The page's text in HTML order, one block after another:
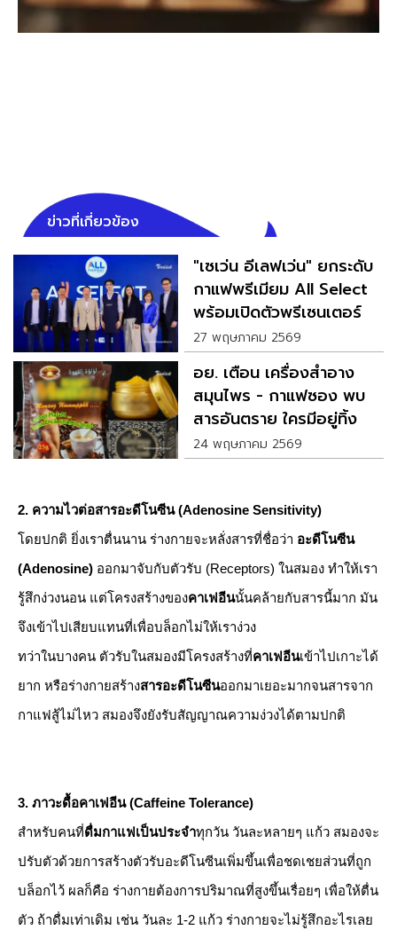
ข่าวที่เกี่ยวข้อง
"เซเว่น อีเลฟเว่น" ยกระดับ
กาแฟพรีเมียม All Select
พร้อมเปิดตัวพรีเซนเตอร์
คนแรก เก่ง หฤษฎ์
27 พฤษภาคม 2569
อย. เตือน เครื่องสำอาง
สมุนไพร - กาแฟซอง พบ
สารอันตราย ใครมีอยู่ทิ้ง
ด่วน
24 พฤษภาคม 2569
2. ความไวต่อสารอะดีโนซีน (Adenosine Sensitivity)
​โดยปกติ ยิ่งเราตื่นนาน ร่างกายจะหลั่งสารที่ชื่อว่า อะดีโนซีน
(Adenosine) ออกมาจับกับตัวรับ (Receptors) ในสมอง ทำให้เรา
รู้สึกง่วงนอน แต่โครงสร้างของคาเฟอีนนั้นคล้ายกับสารนี้มาก มัน
จึงเข้าไปเสียบแทนที่เพื่อบล็อกไม่ให้เราง่วง
​ทว่าในบางคน ตัวรับในสมองมีโครงสร้างที่คาเฟอีนเข้าไปเกาะได้
ยาก หรือร่างกายสร้างสารอะดีโนซีนออกมาเยอะมากจนสารจาก
กาแฟสู้ไม่ไหว สมองจึงยังรับสัญญาณความง่วงได้ตามปกติ
​3. ภาวะดื้อคาเฟอีน (Caffeine Tolerance)
​สำหรับคนที่ดื่มกาแฟเป็นประจำทุกวัน วันละหลายๆ แก้ว สมองจะ
ปรับตัวด้วยการสร้างตัวรับอะดีโนซีนเพิ่มขึ้นเพื่อชดเชยส่วนที่ถูก
บล็อกไว้ ผลก็คือ ร่างกายต้องการปริมาณที่สูงขึ้นเรื่อยๆ เพื่อให้ตื่น
ตัว ถ้าดื่มเท่าเดิม เช่น วันละ 1-2 แก้ว ร่างกายจะไม่รู้สึกอะไรเลย